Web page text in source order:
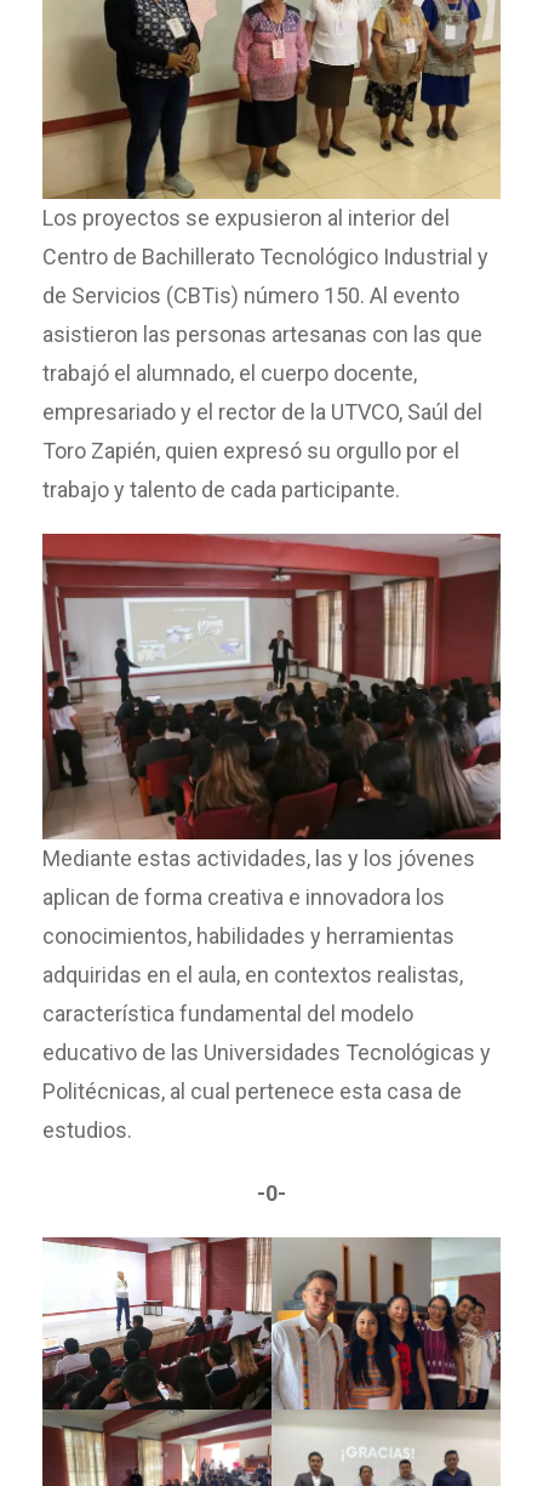
Los proyectos se expusieron al interior del
Centro de Bachillerato Tecnológico Industrial y
de Servicios (CBTis) número 150. Al evento
asistieron las personas artesanas con las que
trabajó el alumnado, el cuerpo docente,
empresariado y el rector de la UTVCO, Saúl del
Toro Zapién, quien expresó su orgullo por el
trabajo y talento de cada participante.
Mediante estas actividades, las y los jóvenes
aplican de forma creativa e innovadora los
conocimientos, habilidades y herramientas
adquiridas en el aula, en contextos realistas,
característica fundamental del modelo
educativo de las Universidades Tecnológicas y
Politécnicas, al cual pertenece esta casa de
estudios.
-0-